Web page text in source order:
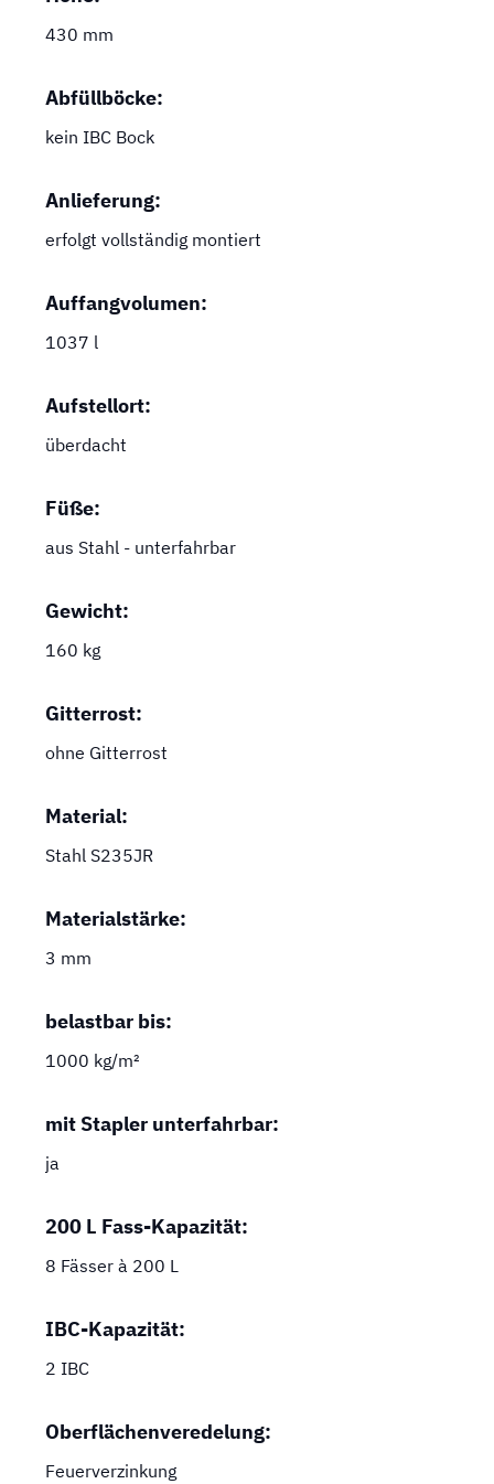
430 mm
Abfüllböcke:
kein IBC Bock
Anlieferung:
erfolgt vollständig montiert
Auffangvolumen:
1037 l
Aufstellort:
überdacht
Füße:
aus Stahl - unterfahrbar
Gewicht:
160 kg
Gitterrost:
ohne Gitterrost
Material:
Stahl S235JR
Materialstärke:
3 mm
belastbar bis:
1000 kg/m²
mit Stapler unterfahrbar:
ja
200 L Fass-Kapazität:
8 Fässer à 200 L
IBC-Kapazität:
2 IBC
Oberflächenveredelung:
Feuerverzinkung